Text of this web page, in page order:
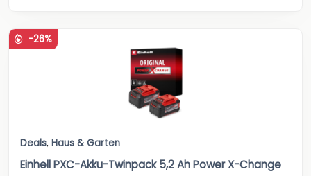
-26%
Deals, Haus & Garten
Einhell PXC-Akku-Twinpack 5,2 Ah Power X-Change